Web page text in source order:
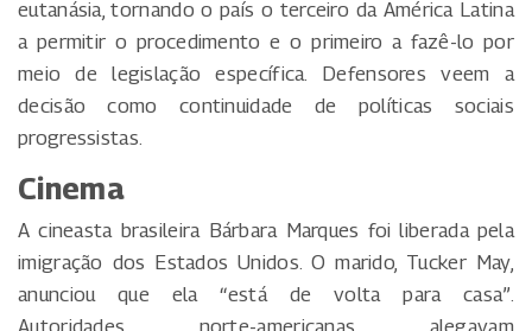
eutanásia, tornando o país o terceiro da América Latina
a permitir o procedimento e o primeiro a fazê-lo por
meio de legislação específica. Defensores veem a
decisão como continuidade de políticas sociais
progressistas.
Cinema
A cineasta brasileira Bárbara Marques foi liberada pela
imigração dos Estados Unidos. O marido, Tucker May,
anunciou que ela “está de volta para casa”.